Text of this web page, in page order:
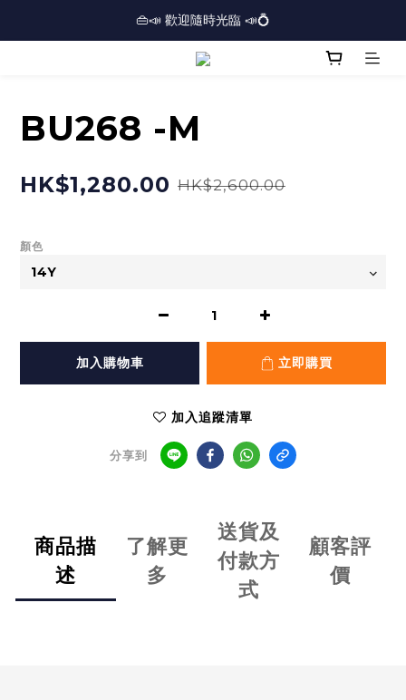
🏢逾三千呎實體門市⏰開放時間：12PM-7PM *星期日休息*⏰
👜📣 歡迎隨時光臨 📣💍
❤️地址：尖沙咀金馬倫道太興廣場10樓全層
BU268 -M
HK$1,280.00 HK$2,600.00
顏色
加入購物車 立即購買
加入追蹤清單
分享到
商品描
述
了解更
多
送貨及
付款方
式
顧客評
價